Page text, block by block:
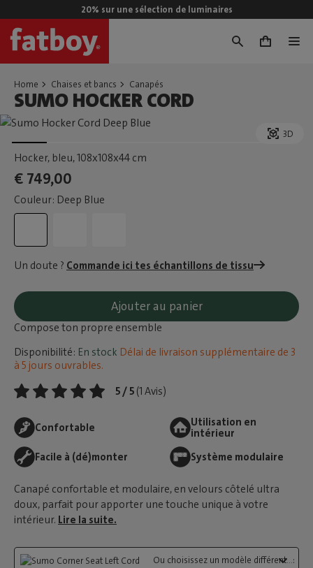
20% sur une sélection de luminaires
0
Home Chaises et bancs Canapés
SUMO HOCKER CORD
3D
Hocker, bleu, 108x108x44 cm
€ 749,00
Couleur: Deep Blue
Un doute ? Commande ici tes échantillons de tissu
Ajouter au panier
Compose ton propre ensemble
Disponibilité: En stock Délai de livraison supplémentaire de 3
à 5 jours ouvrables.
5 / 5 (1 Avis)
Confortable
Utilisation en
intérieur
Facile à (dé)monter
Système modulaire
Canapé confortable et modulaire, en velours côtelé ultra
doux, parfait pour apporter une touche unique à votre
intérieur. Lire la suite.
Ou choisissez un modèle différent...: